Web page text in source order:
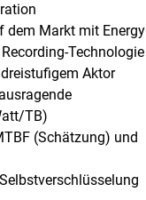
dem Markt mit Energy
Technologie
Aktor
TB)
(Schätzung) und